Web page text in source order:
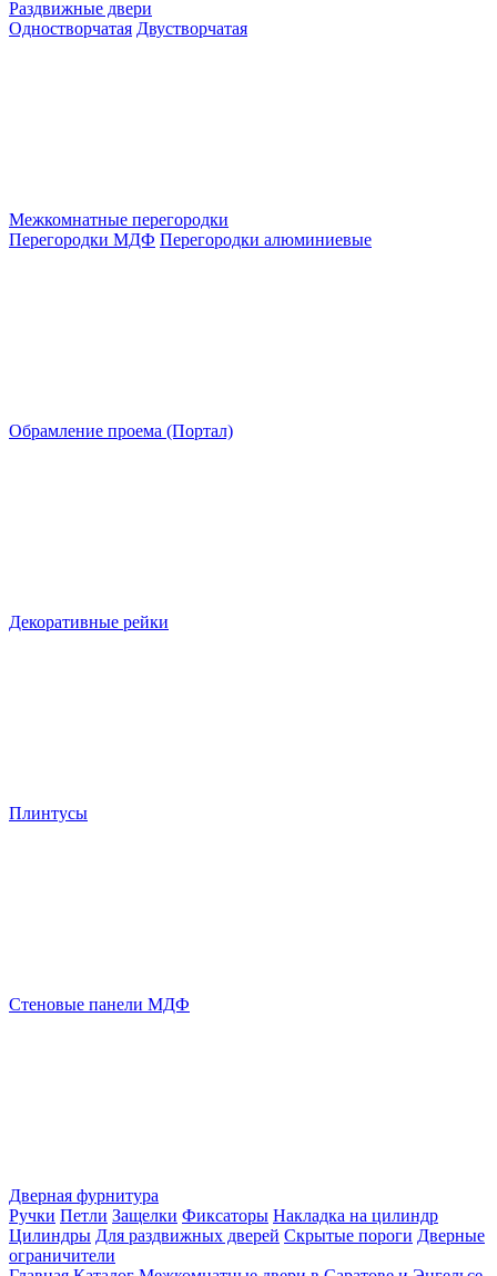
Раздвижные двери
Одностворчатая Двустворчатая
Межкомнатные перегородки
Перегородки МДФ Перегородки алюминиевые
Обрамление проема (Портал)
Декоративные рейки
Плинтусы
Стеновые панели МДФ
Дверная фурнитура
Ручки Петли Защелки Фиксаторы Накладка на цилиндр
Цилиндры Для раздвижных дверей Скрытые пороги Дверные
ограничители